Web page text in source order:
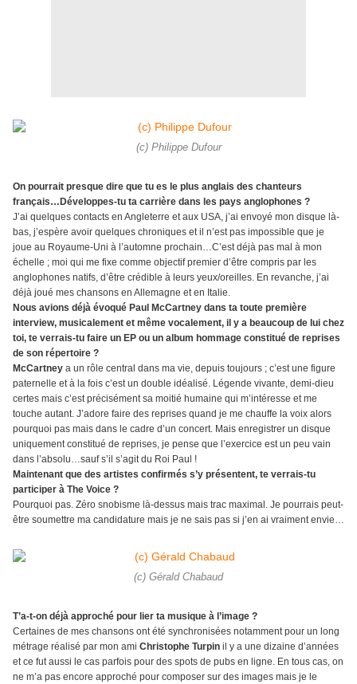
(c) Philippe Dufour
On pourrait presque dire que tu es le plus anglais des chanteurs
français…Développes-tu ta carrière dans les pays anglophones ?
J’ai quelques contacts en Angleterre et aux USA, j’ai envoyé mon disque là-
bas, j’espère avoir quelques chroniques et il n’est pas impossible que je
joue au Royaume-Uni à l’automne prochain…C’est déjà pas mal à mon
échelle ; moi qui me fixe comme objectif premier d’être compris par les
anglophones natifs, d’être crédible à leurs yeux/oreilles. En revanche, j’ai
déjà joué mes chansons en Allemagne et en Italie.
Nous avions déjà évoqué Paul McCartney dans ta toute première
interview, musicalement et même vocalement, il y a beaucoup de lui chez
toi, te verrais-tu faire un EP ou un album hommage constitué de reprises
de son répertoire ?
McCartney a un rôle central dans ma vie, depuis toujours ; c’est une figure
paternelle et à la fois c’est un double idéalisé. Légende vivante, demi-dieu
certes mais c’est précisément sa moitié humaine qui m’intéresse et me
touche autant. J’adore faire des reprises quand je me chauffe la voix alors
pourquoi pas mais dans le cadre d’un concert. Mais enregistrer un disque
uniquement constitué de reprises, je pense que l’exercice est un peu vain
dans l’absolu…sauf s’il s’agit du Roi Paul !
Maintenant que des artistes confirmés s’y présentent, te verrais-tu
participer à The Voice ?
Pourquoi pas. Zéro snobisme là-dessus mais trac maximal. Je pourrais peut-
être soumettre ma candidature mais je ne sais pas si j’en ai vraiment envie…
(c) Gérald Chabaud
T’a-t-on déjà approché pour lier ta musique à l’image ?
Certaines de mes chansons ont été synchronisées notamment pour un long
métrage réalisé par mon ami Christophe Turpin il y a une dizaine d’années
et ce fut aussi le cas parfois pour des spots de pubs en ligne. En tous cas, on
ne m’a pas encore approché pour composer sur des images mais je le